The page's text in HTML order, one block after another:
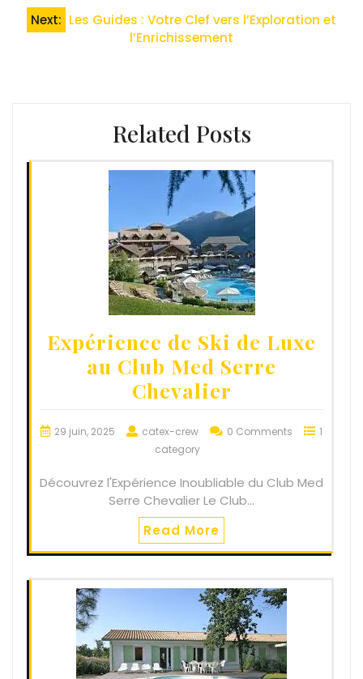
l’article
Next: Les Guides : Votre Clef vers l’Exploration et
l’Enrichissement
Related Posts
Expérience de Ski de Luxe
au Club Med Serre
Chevalier
29 juin, 2025 catex-crew 0 Comments
1
category
Découvrez l'Expérience Inoubliable du Club Med
Serre Chevalier Le Club…
Read More